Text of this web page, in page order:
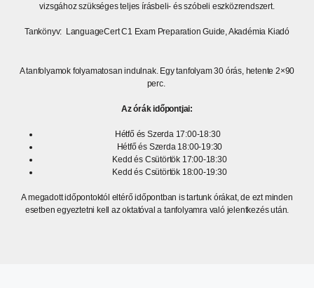
vizsgához szükséges teljes írásbeli- és szóbeli eszközrendszert.
Tankönyv: LanguageCert C1 Exam Preparation Guide, Akadémia Kiadó
A tanfolyamok folyamatosan indulnak. Egy tanfolyam 30 órás, hetente 2×90
perc.
Az órák időpontjai:
Hétfő és Szerda 17:00-18:30
Hétfő és Szerda 18:00-19:30
Kedd és Csütörtök 17:00-18:30
Kedd és Csütörtök 18:00-19:30
A megadott időpontoktól eltérő időpontban is tartunk órákat, de ezt minden
esetben egyeztetni kell az oktatóval a tanfolyamra való jelentkezés után.